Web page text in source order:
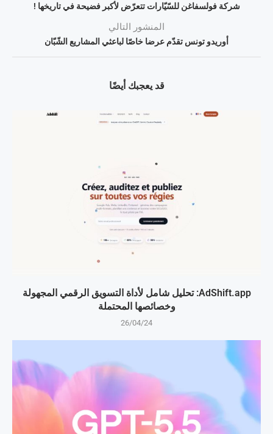
شركة فولسفاغن للسّيّارات تتعرّض لأكبر فضيحة في تاريخها !
المنشور التالي
أوريدو تونس تقدّم عرضا خاصّا لباعثي المشاريع الشّبّان
قد يعجبك أيضًا
AdShift.app: تحليل شامل لأداة التسويق الرقمي المجهولة
وخصائصها المحتملة
26/04/24